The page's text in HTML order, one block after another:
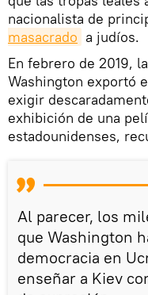
nacionalista de
masacrado a judíos.
En febrero de 2019,
Washington exportó
exigir
exhibición de una
estadounidenses,
Al parecer, los
que Washington
democracia en
enseñar a Kiev